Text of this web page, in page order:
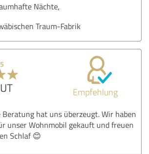
Nächte,
Traum-Fabrik
Empfehlung
Beratung hat uns überzeugt. Wir haben
unser Wohnmobil gekauft und freuen
Schlaf 😊